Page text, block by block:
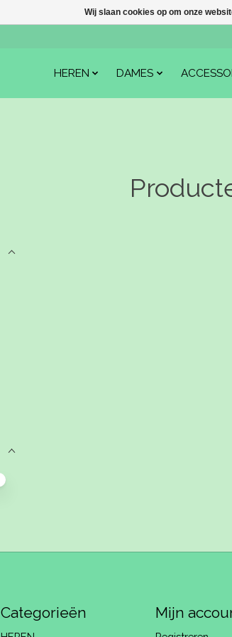
HEREN DAMES
Categorieën Mijn
Wij slaan cookies op om onze